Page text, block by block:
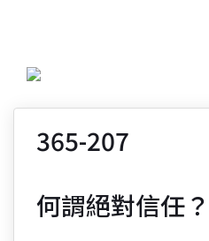
365-207
何謂絕對信任？